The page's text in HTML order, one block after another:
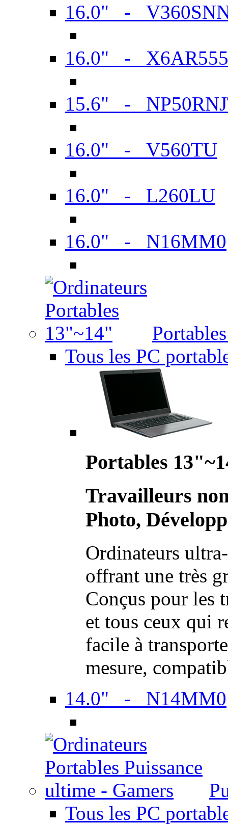
16.0" -
16.0" -
15.6" -
16.0" - V560TU
16.0" - L260LU
16.0" - N16MM0
Tous les PC
Portables
Travailleurs
Photo,
Ordinateurs
offrant une très
Conçus pour les
et tous ceux qui
facile à
mesure,
14.0" - N14MM0
Tous les PC